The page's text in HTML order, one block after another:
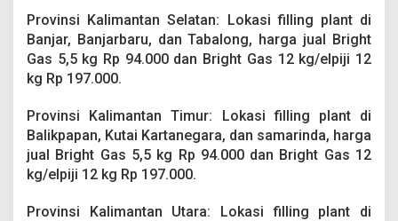
Provinsi Kalimantan Selatan: Lokasi filling plant di
Banjar, Banjarbaru, dan Tabalong, harga jual Bright
Gas 5,5 kg Rp 94.000 dan Bright Gas 12 kg/elpiji 12
kg Rp 197.000.
Provinsi Kalimantan Timur: Lokasi filling plant di
Balikpapan, Kutai Kartanegara, dan samarinda, harga
jual Bright Gas 5,5 kg Rp 94.000 dan Bright Gas 12
kg/elpiji 12 kg Rp 197.000.
Provinsi Kalimantan Utara: Lokasi filling plant di